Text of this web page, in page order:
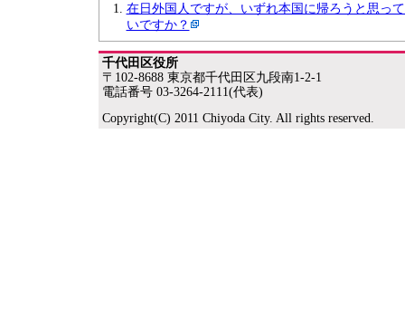
在日外国人ですが、いずれ本国に帰ろうと思っ
いですか？
千代田区役所
〒102-8688 東京都千代田区九段南1-2-1
電話番号 03-3264-2111(代表)
Copyright(C) 2011 Chiyoda City. All rights reserved.